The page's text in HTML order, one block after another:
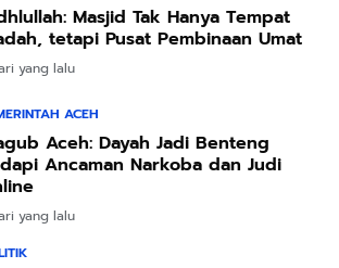
Masjid Tak Hanya Tempat
tetapi Pusat Pembinaan Umat
yang lalu
ACEH
Aceh: Dayah Jadi Benteng
Ancaman Narkoba dan Judi
yang lalu